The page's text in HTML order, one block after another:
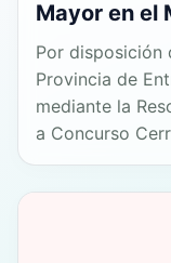
Mayor en el
Por disposición
Provincia de
mediante la
a Concurso